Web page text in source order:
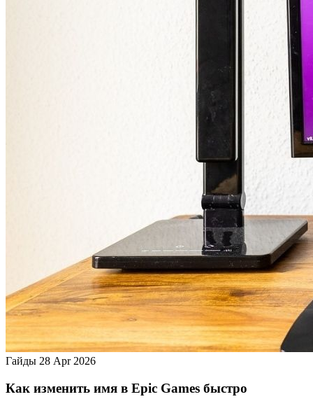
Гайды 28 Apr 2026
Как изменить имя в Epic Games быстро